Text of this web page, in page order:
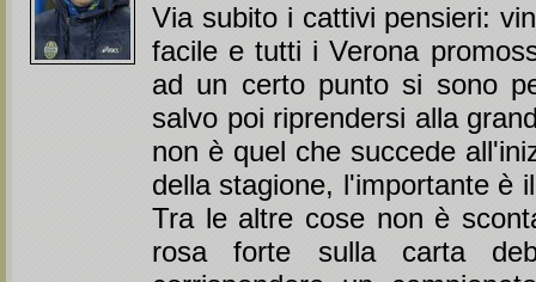
Via subito i cattivi pensieri:
facile e tutti i Verona
ad un certo punto si sono
salvo poi riprendersi alla
non è quel che succede
della stagione, l'importante è
Tra le altre cose non è
rosa forte sulla carta